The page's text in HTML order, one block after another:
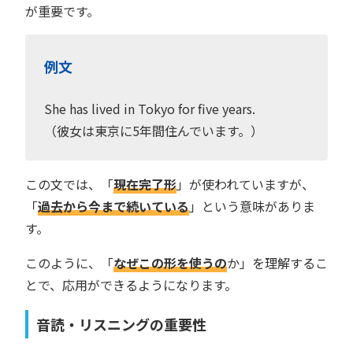
が重要です。
例文
She has lived in Tokyo for five years.
（彼女は東京に5年間住んでいます。）
この文では、「現在完了形」が使われていますが、
「過去から今まで続いている」という意味がありま
す。
このように、「なぜこの形を使うのか」を理解するこ
とで、応用ができるようになります。
音読・リスニングの重要性